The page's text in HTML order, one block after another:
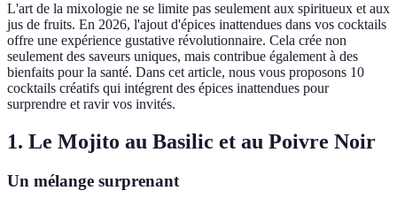
L'art de la mixologie ne se limite pas seulement aux spiritueux et aux
jus de fruits. En 2026, l'ajout d'épices inattendues dans vos cocktails
offre une expérience gustative révolutionnaire. Cela crée non
seulement des saveurs uniques, mais contribue également à des
bienfaits pour la santé. Dans cet article, nous vous proposons 10
cocktails créatifs qui intégrent des épices inattendues pour
surprendre et ravir vos invités.
1. Le Mojito au Basilic et au Poivre Noir
Un mélange surprenant